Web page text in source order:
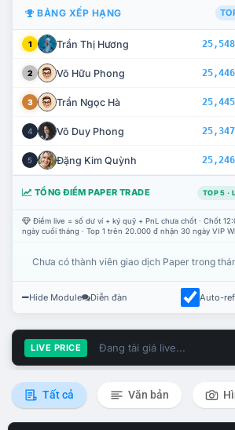
BẢNG XẾP HẠNG
1 Trần Thị Hương 25,548
2 Võ Hữu Phong 25,446
3 Trần Ngọc Hà 25,445
4 Võ Duy Phong 25,347
5 Đặng Kim Quỳnh 25,246
TỔNG ĐIỂM PAPER TRADE TOP 5 ·
Điểm live = số dư ví + ký quỹ + PnL chưa chốt · Chốt
ngày cuối tháng · Top 1 trên 20.000 đ nhận 30 ngày VIP
Chưa có thành viên giao dịch Paper trong
Hide Module Diễn đàn Auto-
LIVE PRICE Đang tải giá live...
Tất cả Văn bản